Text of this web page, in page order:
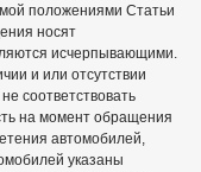
положениями Статьи
носят
исчерпывающими.
и или отсутствии
соответствовать
на момент обращения
автомобилей,
указаны